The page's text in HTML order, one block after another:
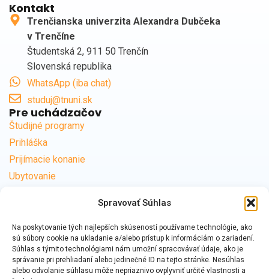
Spravovať Súhlas
Na poskytovanie tých najlepších skúseností používame technológie, ako
sú súbory cookie na ukladanie a/alebo prístup k informáciám o zariadení.
Súhlas s týmito technológiami nám umožní spracovávať údaje, ako je
správanie pri prehliadaní alebo jedinečné ID na tejto stránke. Nesúhlas
alebo odvolanie súhlasu môže nepriaznivo ovplyvniť určité vlastnosti a
Kontakt
Trenčianska univerzita Alexandra Dubčeka
v Trenčíne
Študentská 2, 911 50 Trenčín
Slovenská republika
WhatsApp (iba chat)
studuj@tnuni.sk
Pre uchádzačov
Študijné programy
Prihláška
Prijímacie konanie
Ubytovanie
Užitočné odkazy
Kontakty na študijné oddelenia
Školné a poplatky
Univerzitná knižnica